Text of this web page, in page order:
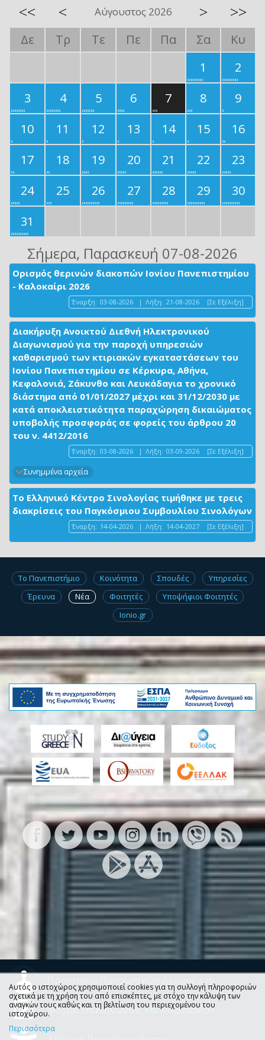
<< < Αύγουστος 2026 > >>
Δε Τρ Τε Πε Πα Σα
Κυ
1
2
3
4 5 6 7 8
9
10
11 12 13 14 15
16
17
18 19 20 21 22
23
24
25 26 27 28 29
30
31
Σήμερα, Παρασκευή 07-08-2026
Ορισμός θερινών διακοπών Ιονίου Πανεπιστημίου
- Καλοκαίρι 2026
Έναρξη: 03-08-2026 | Λήξη: 21-08-2026 [Σε Εξέλιξη]
Διακήρυξη Ανοικτού Διεθνή Ηλεκτρονικού
Διαγωνισμού για την παροχή υπηρεσιών
καθαρισμού των κτιριακών εγκαταστάσεων του
Ιονίου Πανεπιστημίου σε Κέρκυρα, Αθήνα,
Κεφαλονιά, Ζάκυνθο και Λευκάδαγια το χρονικό
διάστημα από 01/01/2027 μέχρι και 31/12/2030 με
κατά αποκλειστικότητα παραχώρηση δικαιώματος
υποβολής προσφοράς σε φορείς του άρθρου 20
του ν. 4412/2016
Έναρξη: 03-08-2026 | Λήξη: 03-09-2026 [Σε Εξέλιξη]
Συνημμένα αρχεία
Το Ελληνικό Κέντρο Σινολογίας τιμήθηκε με τρεις
διακρίσεις του Παγκόσμιου Συμβουλίου Σινολόγων
Έναρξη: 14-04-2026 | Λήξη: 14-04-2027 [Σε Εξέλιξη]
Το Πανεπιστήμιο Κοινότητα Σπουδές
Υπηρεσίες
Έρευνα
Νέα Φοιτητές
Υποψήφιοι Φοιτητές
Ionio.gr
Προστασία Προσωπικών Δεδομένων
Φόρμα Επικοινωνίας και Παραπόνων
Αυτός ο ιστοχώρος χρησιμοποιεί cookies για τη συλλογή πληροφοριών
σχετικά με τη χρήση του από επισκέπτες, με στόχο την κάλυψη των
αναγκών τους καθώς και τη βελτίωση του περιεχομένου του
ιστοχώρου.
Περισσότερα